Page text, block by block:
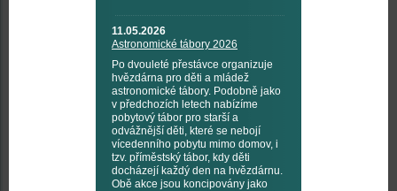
11.05.2026
Astronomické tábory 2026
Po dvouleté přestávce organizuje
hvězdárna pro děti a mládež
astronomické tábory. Podobně jako
v předchozích letech nabízíme
pobytový tábor pro starší a
odvážnější děti, které se nebojí
vícedenního pobytu mimo domov, i
tzv. příměstský tábor, kdy děti
docházejí každý den na hvězdárnu.
Obě akce jsou koncipovány jako